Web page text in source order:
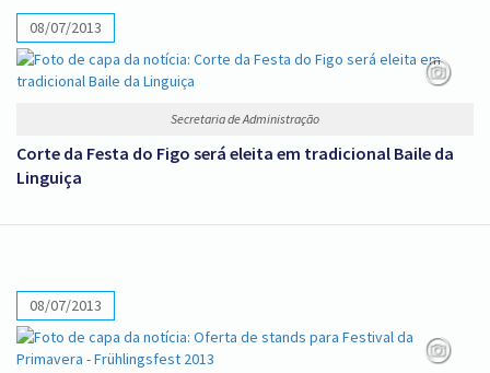
08/07/2013
Secretaria de Administração
Corte da Festa do Figo será eleita em tradicional Baile da
Linguiça
08/07/2013